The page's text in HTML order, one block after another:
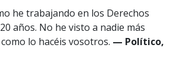
he trabajando en los Derechos
años. No he visto a nadie más
lo hacéis vosotros. — Político,